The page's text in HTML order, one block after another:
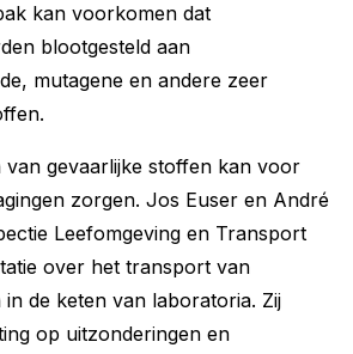
kan voorkomen dat
blootgesteld aan
mutagene en andere zeer
gevaarlijke stoffen kan voor
zorgen. Jos Euser en André
Leefomgeving en Transport
over het transport van
de keten van laboratoria. Zij
op uitzonderingen en